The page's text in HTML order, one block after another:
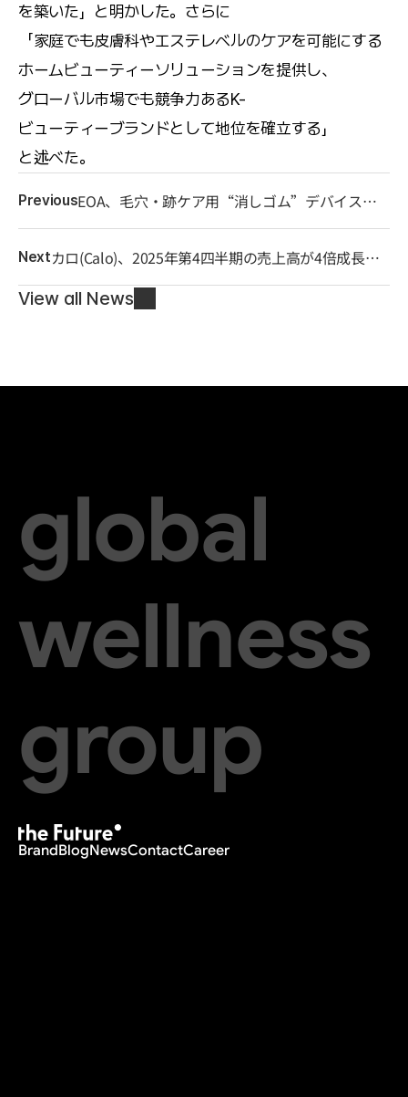
を築いた」と明かした。さらに
「家庭でも皮膚科やエステレベルのケアを可能にする
ホームビューティーソリューションを提供し、
グローバル市場でも競争力あるK-
ビューティーブランドとして地位を確立する」
と述べた。
PreviousEOA、毛穴・跡ケア用“消しゴム”デバイス
Nextカロ(Calo)、2025年第4四半期の売上高が4倍成長…
View all News
global
wellness
group
BrandBlogNewsContactCareer